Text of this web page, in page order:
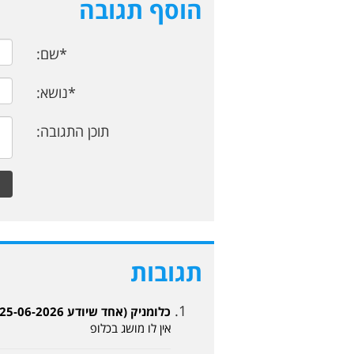
הוסף תגובה
*שם:
*נושא:
תוכן התגובה:
תגובות
כלומניק (אחד שיודע 25-06-2026, 07:19)
אין לו מושג בכלופ